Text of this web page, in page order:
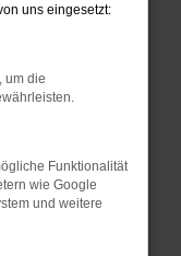
in einem
uns eingesetzt:
um die
Funktionalität
wie Google
und weitere